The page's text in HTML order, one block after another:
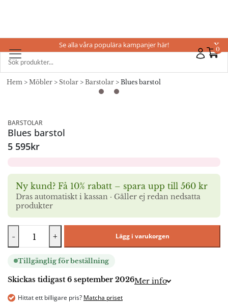
0
Se alla våra populära kampanjer här! X
Hem > Möbler > Stolar > Barstolar > Blues barstol
BARSTOLAR
Blues barstol
5 595kr
Ny kund? Få 10% rabatt – spara upp till 560 kr
Dras automatiskt i kassan · Gäller ej redan nedsatta
produkter
- + Lägg i varukorgen
Tillgänglig för beställning
Skickas tidigast 6 september 2026Mer info
Hittat ett billigare pris? Matcha priset